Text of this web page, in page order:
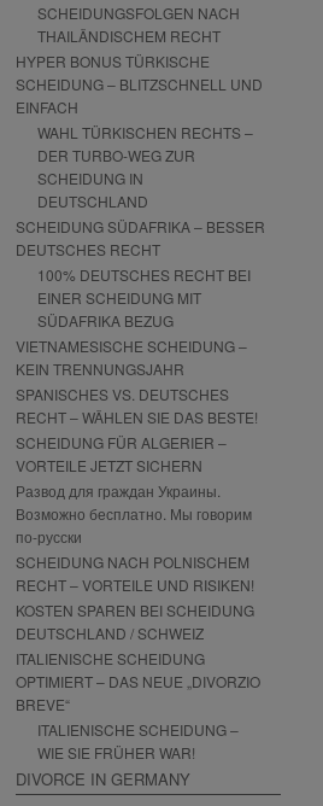
SCHEIDUNGSFOLGEN NACH
THAILÄNDISCHEM RECHT
HYPER BONUS TÜRKISCHE
SCHEIDUNG – BLITZSCHNELL UND
EINFACH
WAHL TÜRKISCHEN RECHTS –
DER TURBO-WEG ZUR
SCHEIDUNG IN
DEUTSCHLAND
SCHEIDUNG SÜDAFRIKA – BESSER
DEUTSCHES RECHT
100% DEUTSCHES RECHT BEI
EINER SCHEIDUNG MIT
SÜDAFRIKA BEZUG
VIETNAMESISCHE SCHEIDUNG –
KEIN TRENNUNGSJAHR
SPANISCHES VS. DEUTSCHES
RECHT – WÄHLEN SIE DAS BESTE!
SCHEIDUNG FÜR ALGERIER –
VORTEILE JETZT SICHERN
Развод для граждан Украины.
Возможно бесплатно. Мы говорим
по-русски
SCHEIDUNG NACH POLNISCHEM
RECHT – VORTEILE UND RISIKEN!
KOSTEN SPAREN BEI SCHEIDUNG
DEUTSCHLAND / SCHWEIZ
ITALIENISCHE SCHEIDUNG
OPTIMIERT – DAS NEUE „DIVORZIO
BREVE“
ITALIENISCHE SCHEIDUNG –
WIE SIE FRÜHER WAR!
DIVORCE IN GERMANY